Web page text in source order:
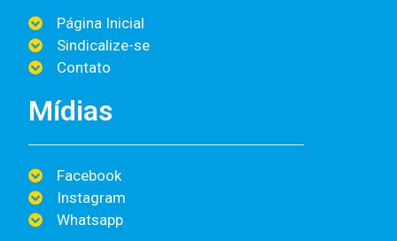
Página Inicial
Sindicalize-se
Contato
Mídias
Facebook
Instagram
Whatsapp